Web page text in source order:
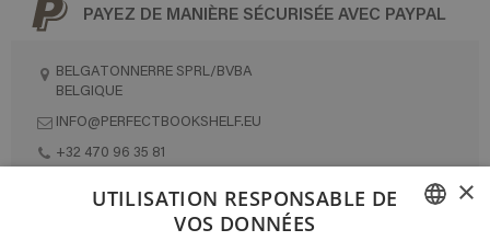
PAYEZ DE MANIÈRE SÉCURISÉE AVEC PAYPAL
BELGATONNERRE SPRL/BVBA
BELGIQUE
INFO@PERFECTBOOKSHELF.EU
+32 470 96 35 81
×
UTILISATION RESPONSABLE DE
VOS DONNÉES